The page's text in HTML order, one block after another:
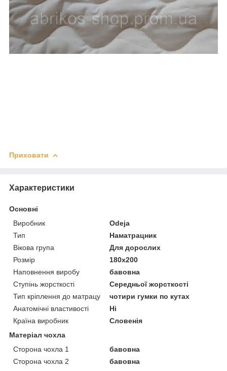
Приховати
Характеристики
Основні
Виробник
Odeja
Тип
Наматрацник
Вікова група
Для дорослих
Розмір
180x200
Наповнення виробу
бавовна
Ступінь жорсткості
Середньої жорсткості
Тип кріплення до матрацу
чотири гумки по кутах
Анатомічні властивості
Ні
Країна виробник
Словенія
Матеріал чохла
Сторона чохла 1
бавовна
Сторона чохла 2
бавовна